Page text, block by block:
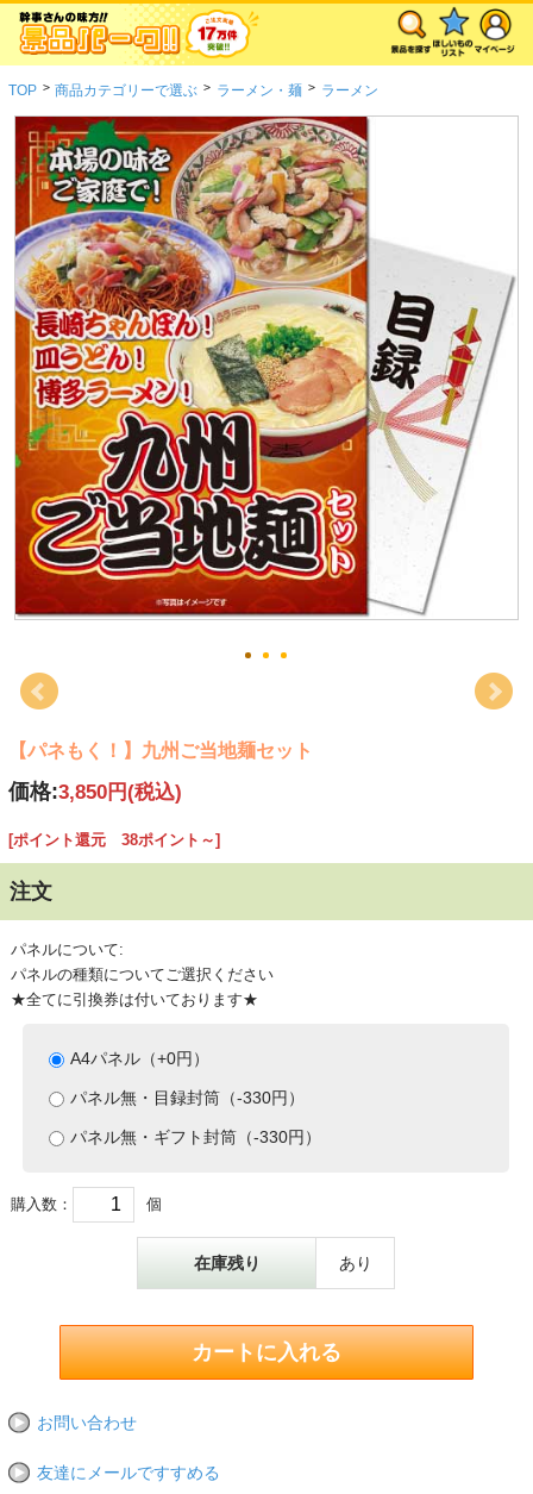
TOP > 商品カテゴリーで選ぶ > ラーメン・麺 > ラーメン
【パネもく！】九州ご当地麺セット
価格:3,850円(税込)
[ポイント還元 38ポイント～]
注文
パネルについて:
パネルの種類についてご選択ください
★全てに引換券は付いております★
A4パネル（+0円）
パネル無・目録封筒（-330円）
パネル無・ギフト封筒（-330円）
購入数： 個
在庫残り あり
お問い合わせ
友達にメールですすめる